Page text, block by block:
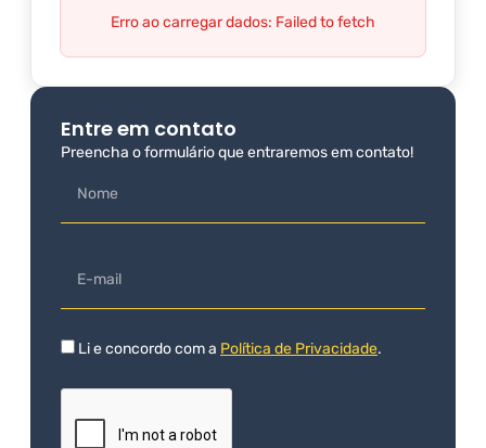
Erro ao carregar dados: Failed to fetch
Entre em contato
Preencha o formulário que entraremos em contato!
Li e concordo com a Política de Privacidade.